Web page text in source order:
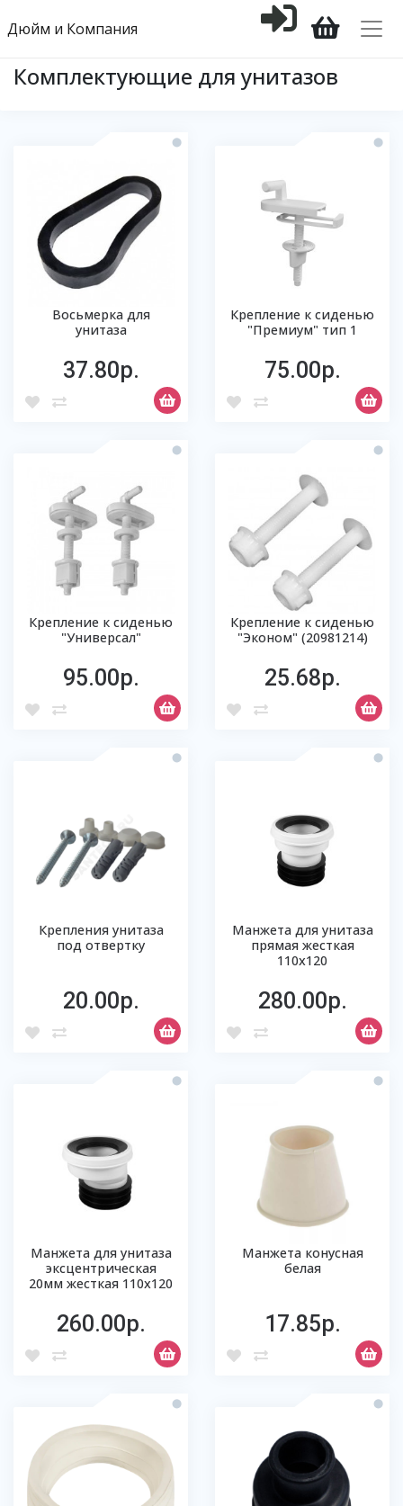
Дюйм и Компания
Комплектующие для унитазов
Восьмерка для
унитаза
37.80р.
Крепление к сиденью
"Премиум" тип 1
75.00р.
Крепление к сиденью
"Универсал"
95.00р.
Крепление к сиденью
"Эконом" (20981214)
25.68р.
Крепления унитаза
под отвертку
20.00р.
Манжета для унитаза
прямая жесткая
110х120
280.00р.
Манжета для унитаза
эксцентрическая
20мм жесткая 110х120
260.00р.
Манжета конусная
белая
17.85р.